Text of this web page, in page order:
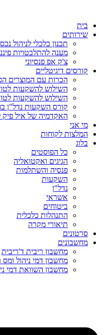
בית
שירותים
תכנון כלכלי לניהול
מענה להתלבטויות
צ'ק אפ פנסיוני
קורסים דיגיטליים
הכרות עם המוצרים
השילוש להשקעות
השילוש להשקעות
קורס השקעות נדל"ן
האקדמיה של איל פיק
מי אני
המלצות לקוחות
בלוג
כל הפוסטים
הגיגים ואקטואליה
פנסיה והשתלמות
השקעות
נדל"ן
אשראי
ביטוחים
התנהלות כלכלית
תיאורי מקרה
סרטונים
מחשבונים
מחשבון ריבית ד'ריבית
מחשבון דמי ניהול ומס
מחשבון השוואת דמי